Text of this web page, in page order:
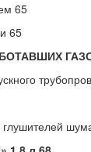
65
65
глушителей